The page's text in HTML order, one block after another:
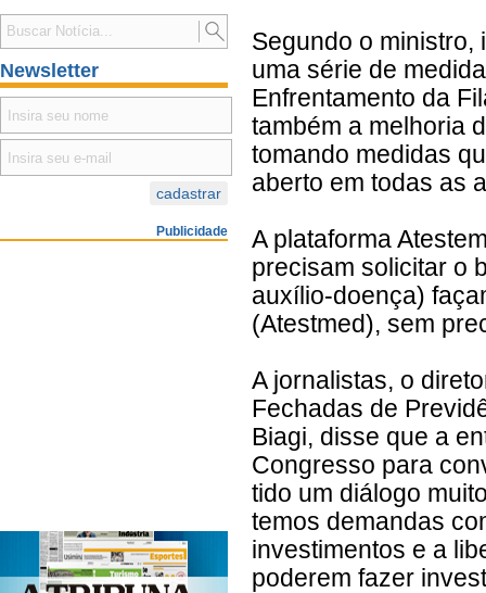
Newsletter
Publicidade
Segundo o
uma série de
Enfrentamento da
também a melhoria
tomando medidas
aberto em todas as
A plataforma
precisam solicitar o
auxílio-doença)
(Atestmed), sem
A jornalistas, o
Fechadas de
Biagi, disse que a
Congresso para
tido um diálogo
temos demandas
investimentos e a
poderem fazer